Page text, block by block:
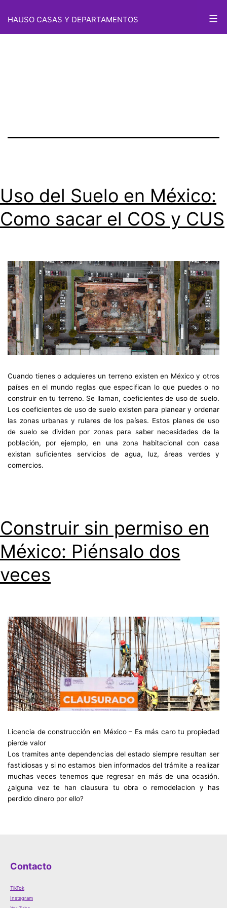
HAUSO CASAS Y DEPARTAMENTOS
Etiqueta:
Uso del Suelo en México:
Como sacar el COS y CUS
Cuando tienes o adquieres un terreno existen en México y otros
países en el mundo reglas que especifican lo que puedes o no
construir en tu terreno. Se llaman, coeficientes de uso de suelo.
Los coeficientes de uso de suelo existen para planear y ordenar
las zonas urbanas y rulares de los países. Estos planes de uso
de suelo se dividen por zonas para saber necesidades de la
población, por ejemplo, en una zona habitacional con casa
existan suficientes servicios de agua, luz, áreas verdes y
comercios.
Construir sin permiso en
México: Piénsalo dos
veces
Licencia de construcción en México – Es más caro tu propiedad
pierde valor
Los tramites ante dependencias del estado siempre resultan ser
fastidiosas y si no estamos bien informados del trámite a realizar
muchas veces tenemos que regresar en más de una ocasión.
¿alguna vez te han clausura tu obra o remodelacion y has
perdido dinero por ello?
Contacto
TikTok
Instagram